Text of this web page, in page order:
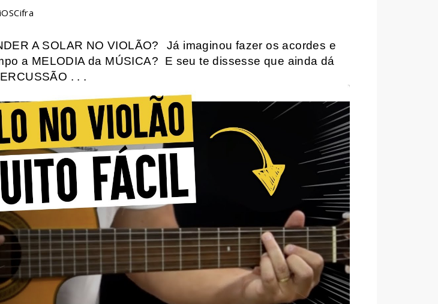
A SOLAR NO VIOLÃO?
Já imaginou fazer os acordes e
a MELODIA da MÚSICA? E seu te dissesse que ainda dá
. . .